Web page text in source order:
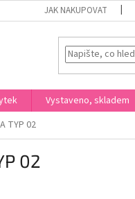
JAK NAKUPOVAT
Vystaveno, skladem
TYP 02
02